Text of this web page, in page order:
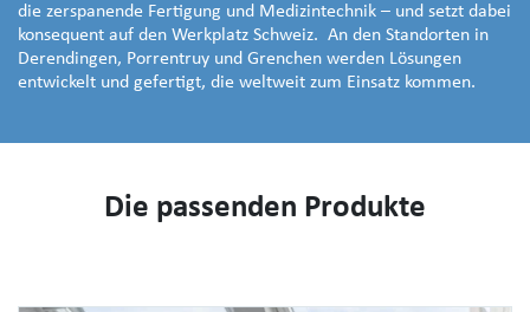
die zerspanende Fertigung und Medizintechnik – und setzt dabei
konsequent auf den Werkplatz Schweiz. An den Standorten in
Derendingen, Porrentruy und Grenchen werden Lösungen
entwickelt und gefertigt, die weltweit zum Einsatz kommen.
Die passenden Produkte